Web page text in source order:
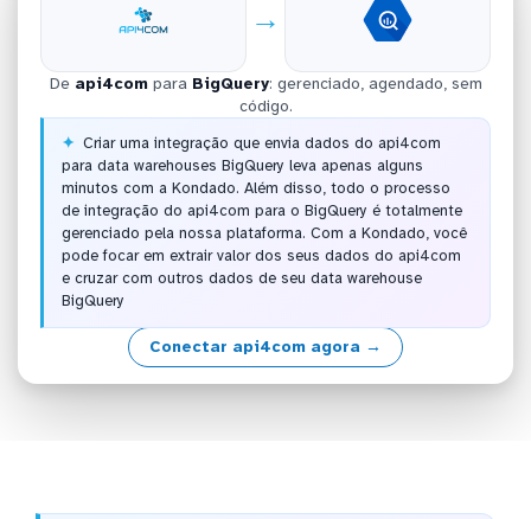
→
De api4compara BigQuery: gerenciado, agendado, sem
código.
Criar uma integração que envia dados do api4com
para data warehouses BigQuery leva apenas alguns
minutos com a Kondado. Além disso, todo o processo
de integração do api4com para o BigQuery é totalmente
gerenciado pela nossa plataforma. Com a Kondado, você
pode focar em extrair valor dos seus dados do api4com
e cruzar com outros dados de seu data warehouse
BigQuery
Conectar api4com agora →